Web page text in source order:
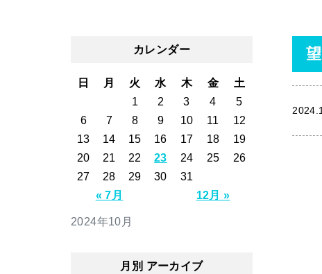
カレンダー
2024年10月
日 月 火 水 木 金 土
« 7月 12月 »
1 2 3 4
5
6
7 8 9 10 11
12
13
14 15 16 17 18
19
20
21 22 23 24 25
26
27
28 29 30 31
月別 アーカイブ